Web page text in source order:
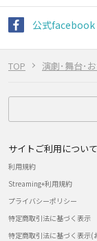
TOP 演劇･舞台･
公式facebook
サイトご利用について
利用規約
Streaming+利用規約
プライバシーポリシー
特定商取引法に基づく表示
特定商取引法に基づく表示(